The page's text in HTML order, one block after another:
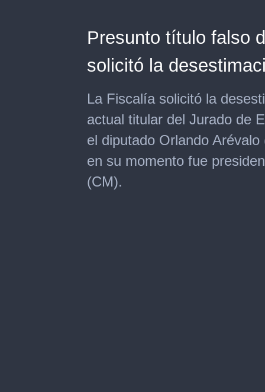
Presunto título falso
solicitó la
La Fiscalía solicitó la
actual titular del Jurado de
el diputado Orlando
en su momento fue
(CM).